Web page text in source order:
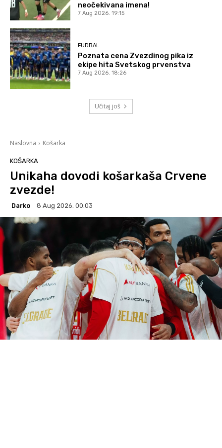
neočekivana imena!
7 Aug 2026. 19:15
FUDBAL
Poznata cena Zvezdinog pika iz
ekipe hita Svetskog prvenstva
7 Aug 2026. 18:26
Učitaj još